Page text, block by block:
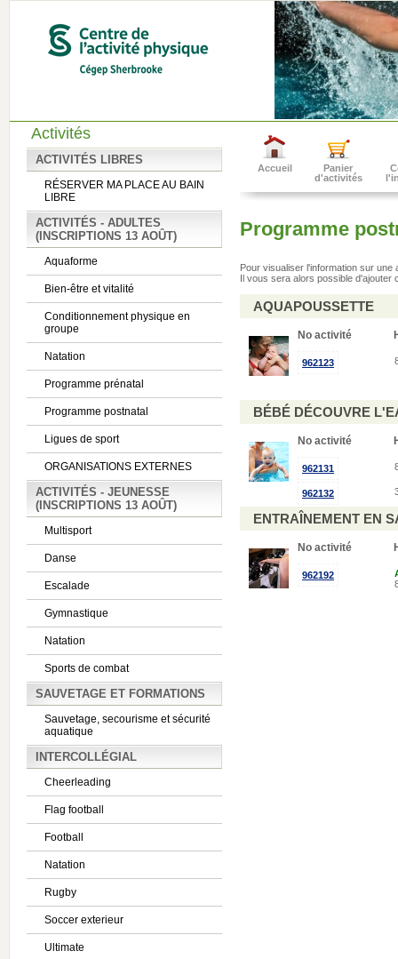
Activités
ACTIVITÉS LIBRES
RÉSERVER MA PLACE AU BAIN
LIBRE
ACTIVITÉS - ADULTES
(INSCRIPTIONS 13 AOÛT)
Aquaforme
Bien-être et vitalité
Conditionnement physique en
groupe
Natation
Programme prénatal
Programme postnatal
Ligues de sport
ORGANISATIONS EXTERNES
ACTIVITÉS - JEUNESSE
(INSCRIPTIONS 13 AOÛT)
Multisport
Danse
Escalade
Gymnastique
Natation
Sports de combat
SAUVETAGE ET FORMATIONS
Sauvetage, secourisme et sécurité
aquatique
INTERCOLLÉGIAL
Cheerleading
Flag football
Football
Natation
Rugby
Soccer exterieur
Ultimate
Accueil
Panier
d'activités
Programme
Pour visualiser l'information sur
Il vous sera alors possible d'ajouter
AQUAPOUSSETTE
No activité
962123
BÉBÉ DÉCOUVRE
No activité
962131
962132
ENTRAÎNEMENT EN
No activité
962192